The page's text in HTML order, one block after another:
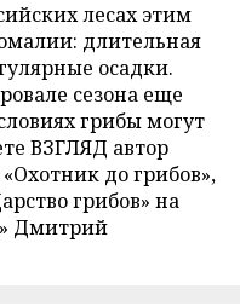
лесах этим
длительная
осадки.
сезона еще
грибы могут
ВЗГЛЯД автор
до грибов»,
грибов» на
Дмитрий